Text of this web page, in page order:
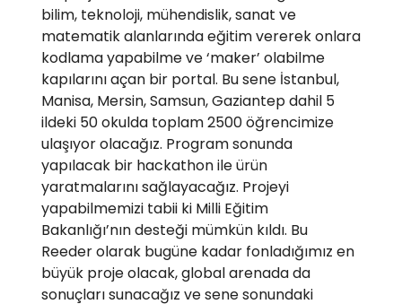
bilim, teknoloji, mühendislik, sanat ve
matematik alanlarında eğitim vererek onlara
kodlama yapabilme ve ‘maker’ olabilme
kapılarını açan bir portal. Bu sene İstanbul,
Manisa, Mersin, Samsun, Gaziantep dahil 5
ildeki 50 okulda toplam 2500 öğrencimize
ulaşıyor olacağız. Program sonunda
yapılacak bir hackathon ile ürün
yaratmalarını sağlayacağız. Projeyi
yapabilmemizi tabii ki Milli Eğitim
Bakanlığı’nın desteği mümkün kıldı. Bu
Reeder olarak bugüne kadar fonladığımız en
büyük proje olacak, global arenada da
sonuçları sunacağız ve sene sonundaki